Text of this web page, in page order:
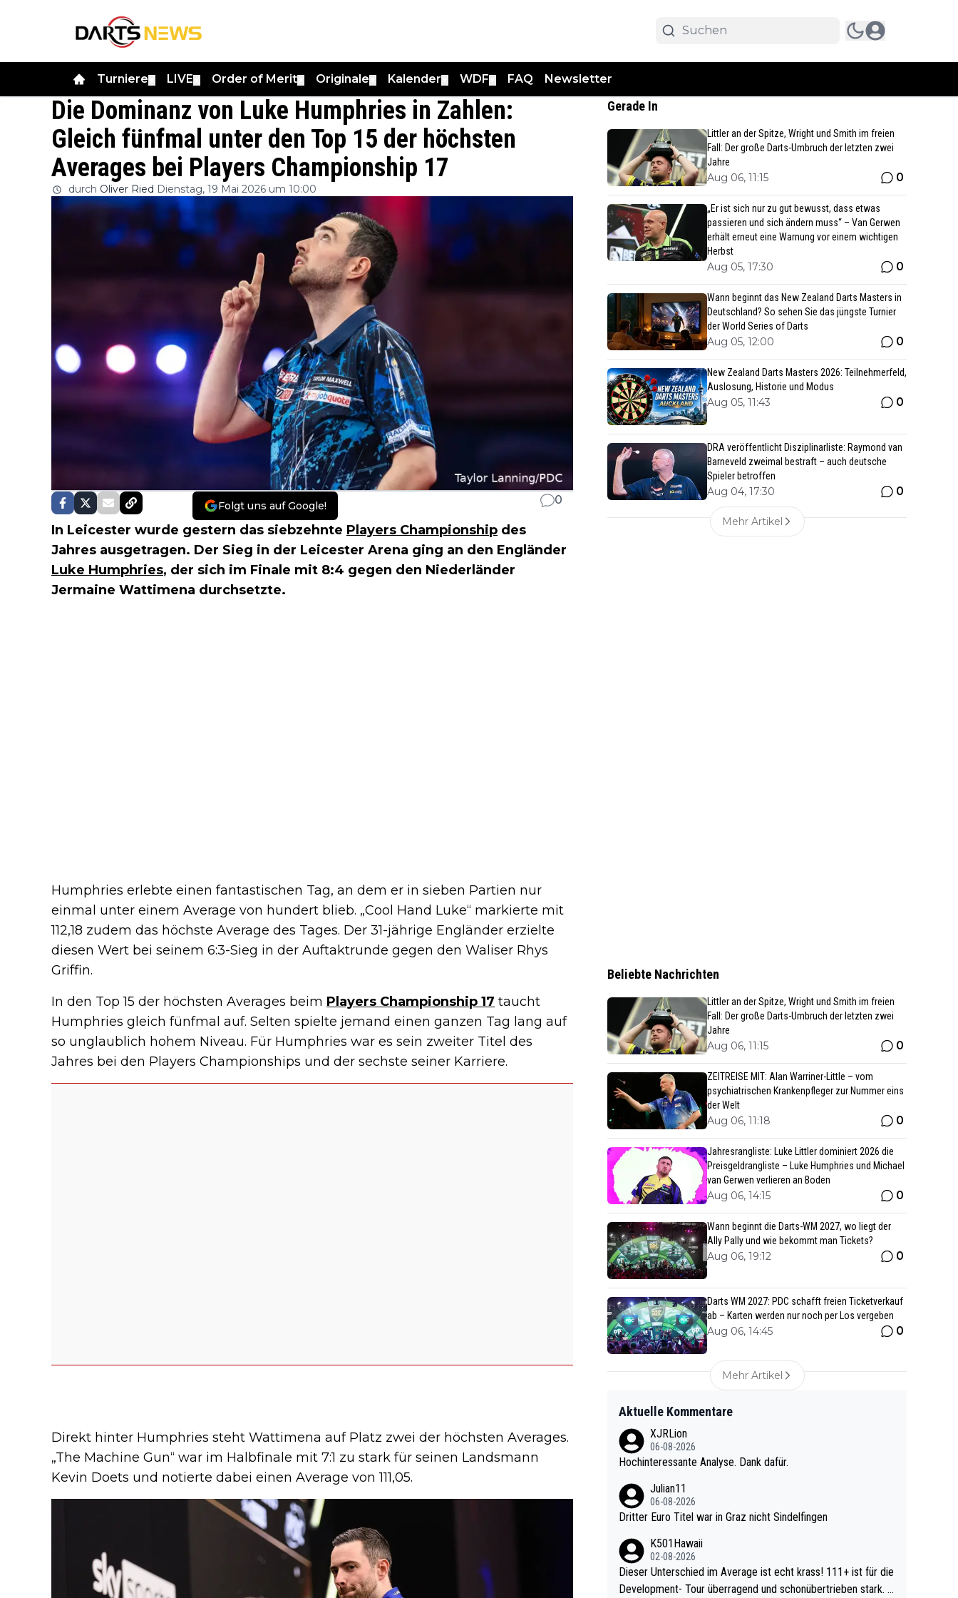
Turniere LIVE Order of Merit Originale Kalender WDF FAQ Newsletter
Die Dominanz von Luke Humphries in Zahlen:
Gleich fünfmal unter den Top 15 der höchsten
Averages bei Players Championship 17
durch Oliver Ried Dienstag, 19 Mai 2026 um 10:00
Folgt uns auf Google! 0
In Leicester wurde gestern das siebzehnte Players Championship des
Jahres ausgetragen. Der Sieg in der Leicester Arena ging an den Engländer
Luke Humphries, der sich im Finale mit 8:4 gegen den Niederländer
Jermaine Wattimena durchsetzte.
Humphries erlebte einen fantastischen Tag, an dem er in sieben Partien nur
einmal unter einem Average von hundert blieb. „Cool Hand Luke“ markierte mit
112,18 zudem das höchste Average des Tages. Der 31-jährige Engländer erzielte
diesen Wert bei seinem 6:3-Sieg in der Auftaktrunde gegen den Waliser Rhys
Griffin.
In den Top 15 der höchsten Averages beim Players Championship 17 taucht
Humphries gleich fünfmal auf. Selten spielte jemand einen ganzen Tag lang auf
so unglaublich hohem Niveau. Für Humphries war es sein zweiter Titel des
Jahres bei den Players Championships und der sechste seiner Karriere.
Direkt hinter Humphries steht Wattimena auf Platz zwei der höchsten Averages.
„The Machine Gun“ war im Halbfinale mit 7:1 zu stark für seinen Landsmann
Kevin Doets und notierte dabei einen Average von 111,05.
Gerade In
Littler an der Spitze, Wright und Smith im freien
Fall: Der große Darts-Umbruch der letzten zwei
Jahre
Aug 06, 11:15 0
„Er ist sich nur zu gut bewusst, dass etwas
passieren und sich ändern muss“ – Van Gerwen
erhält erneut eine Warnung vor einem wichtigen
Herbst
Aug 05, 17:30 0
Wann beginnt das New Zealand Darts Masters in
Deutschland? So sehen Sie das jüngste Turnier
der World Series of Darts
Aug 05, 12:00 0
New Zealand Darts Masters 2026: Teilnehmerfeld,
Auslosung, Historie und Modus
Aug 05, 11:43 0
DRA veröffentlicht Disziplinarliste: Raymond van
Barneveld zweimal bestraft – auch deutsche
Spieler betroffen
Aug 04, 17:30 0
Mehr Artikel
Beliebte Nachrichten
Littler an der Spitze, Wright und Smith im freien
Fall: Der große Darts-Umbruch der letzten zwei
Jahre
Aug 06, 11:15 0
ZEITREISE MIT: Alan Warriner-Little – vom
psychiatrischen Krankenpfleger zur Nummer eins
der Welt
Aug 06, 11:18 0
Jahresrangliste: Luke Littler dominiert 2026 die
Preisgeldrangliste – Luke Humphries und Michael
van Gerwen verlieren an Boden
Aug 06, 14:15 0
Wann beginnt die Darts-WM 2027, wo liegt der
Ally Pally und wie bekommt man Tickets?
Aug 06, 19:12 0
Darts WM 2027: PDC schafft freien Ticketverkauf
ab – Karten werden nur noch per Los vergeben
Aug 06, 14:45 0
Mehr Artikel
Aktuelle Kommentare
XJRLion
06-08-2026
Hochinteressante Analyse. Dank dafür.
Julian11
06-08-2026
Dritter Euro Titel war in Graz nicht Sindelfingen
K501Hawaii
02-08-2026
Dieser Unterschied im Average ist echt krass! 111+ ist für die
Development- Tour überragend und schonübertrieben stark. U